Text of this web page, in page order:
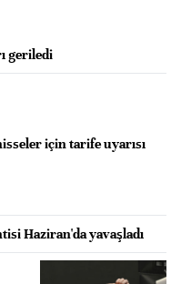
geriledi
için tarife uyarısı
Haziran'da yavaşladı